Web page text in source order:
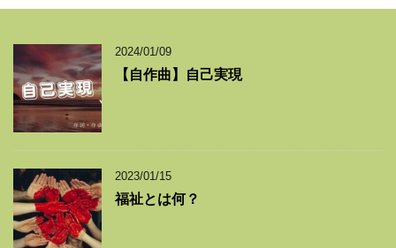
2024/01/09
【自作曲】自己実現
2023/01/15
福祉とは何？